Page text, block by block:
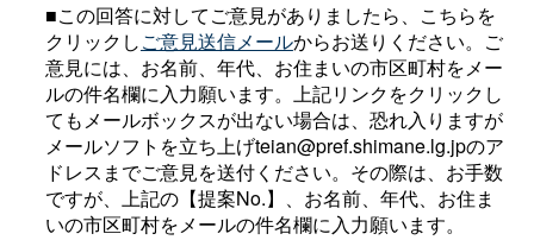
■この回答に対してご意見がありましたら、こちらを
クリックしご意見送信メールからお送りください。ご
意見には、お名前、年代、お住まいの市区町村をメー
ルの件名欄に入力願います。上記リンクをクリックし
てもメールボックスが出ない場合は、恐れ入りますが
メールソフトを立ち上げteian@pref.shimane.lg.jpのア
ドレスまでご意見を送付ください。その際は、お手数
ですが、上記の【提案No.】、お名前、年代、お住ま
いの市区町村をメールの件名欄に入力願います。